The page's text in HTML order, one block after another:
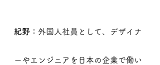
紀野： 外国人社員として、デザイナ
ーやエンジニアを日本の企業で働い